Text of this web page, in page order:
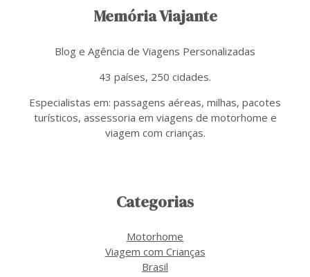
Memória Viajante
Blog e Agência de Viagens Personalizadas
43 países, 250 cidades.
Especialistas em: passagens aéreas, milhas, pacotes
turísticos, assessoria em viagens de motorhome e
viagem com crianças.
Categorias
Motorhome
Viagem com Crianças
Brasil